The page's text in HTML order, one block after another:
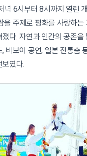
녁 6시부터 8시까지 열린
을 주제로 평화를 사랑하는
다. 자연과 인간의 공존을
비보이 공연, 일본 전통춤
보였다.